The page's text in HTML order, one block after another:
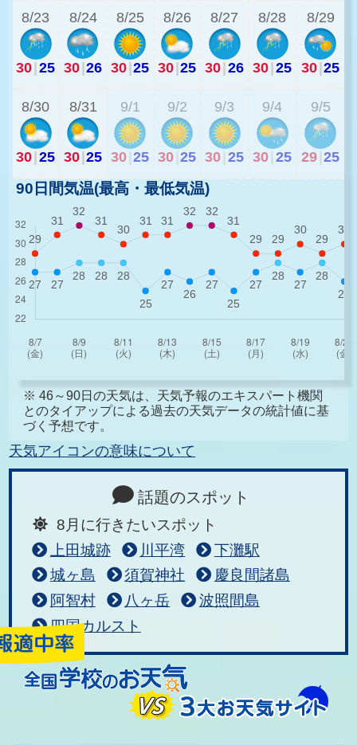
8/23
30 25
8/24
30 26
8/25
30 25
8/26
30 25
8/27
30 26
8/28
30 25
8/29
30 25
8/30
30 25
8/31
30 25
9/1
30 25
9/2
30 25
9/3
30 25
9/4
30 25
9/5
29 25
90日間気温(最高・最低気温)
※ 46～90日の天気は、天気予報のエキスパート機関
とのタイアップによる過去の天気データの統計値に基
づく予想です。
天気アイコンの意味について
話題のスポット
8月に行きたいスポット
上田城跡
川平湾
下灘駅
城ヶ島
須賀神社
慶良間諸島
阿智村
八ヶ岳
波照間島
四国カルスト